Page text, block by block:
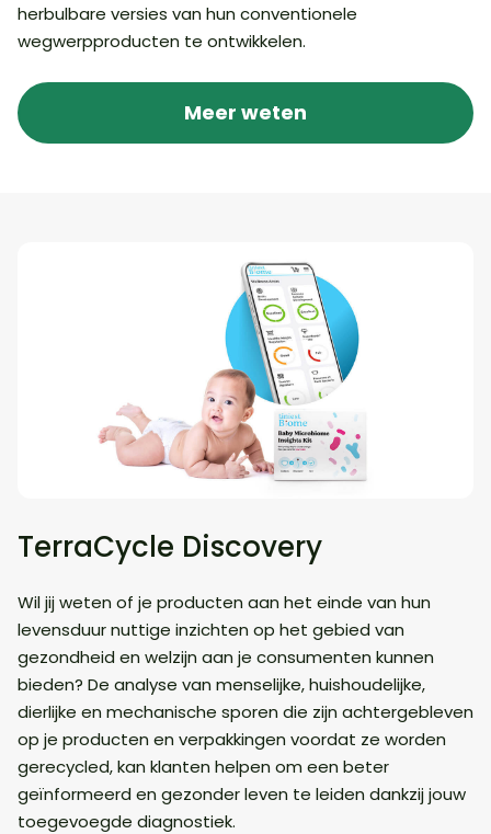
herbulbare versies van hun conventionele
wegwerpproducten te ontwikkelen.
Meer weten
TerraCycle Discovery
Wil jij weten of je producten aan het einde van hun
levensduur nuttige inzichten op het gebied van
gezondheid en welzijn aan je consumenten kunnen
bieden? De analyse van menselijke, huishoudelijke,
dierlijke en mechanische sporen die zijn achtergebleven
op je producten en verpakkingen voordat ze worden
gerecycled, kan klanten helpen om een beter
geïnformeerd en gezonder leven te leiden dankzij jouw
toegevoegde diagnostiek.